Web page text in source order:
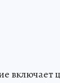
включает